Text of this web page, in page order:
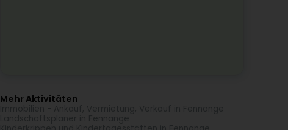
Mehr Aktivitäten